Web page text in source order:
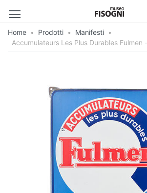
Home • Prodotti • Manifesti •
Accumulateurs Les Plus Durables Fulmen